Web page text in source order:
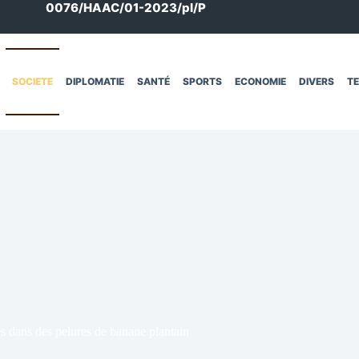
0076/HAAC/01-2023/pl/P
SOCIETE DIPLOMATIE SANTÉ SPORTS ECONOMIE DIVERS